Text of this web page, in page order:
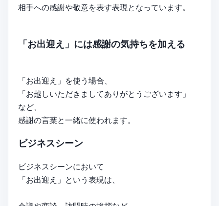
相手への感謝や敬意を表す表現となっています。
「お出迎え」には感謝の気持ちを加える
「お出迎え」を使う場合、
「お越しいただきましてありがとうございます」
など、
感謝の言葉と一緒に使われます。
ビジネスシーン
ビジネスシーンにおいて
「お出迎え」という表現は、